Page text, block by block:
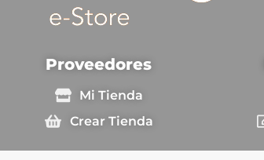
Proveedores
Mi Tienda
Crear Tienda